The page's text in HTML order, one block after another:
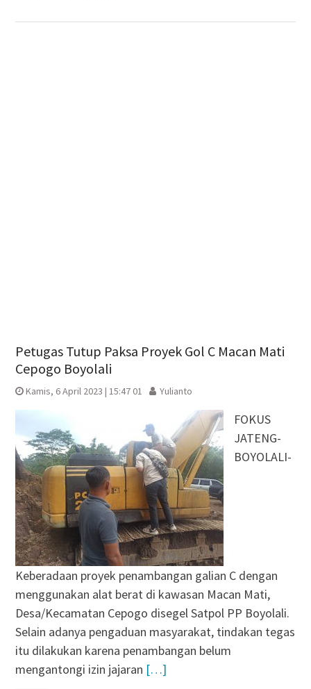
Petugas Tutup Paksa Proyek Gol C Macan Mati
Cepogo Boyolali
Kamis, 6 April 2023 | 15:47 01 Yulianto
FOKUS
JATENG-
BOYOLALI-
Keberadaan proyek penambangan galian C dengan
menggunakan alat berat di kawasan Macan Mati,
Desa/Kecamatan Cepogo disegel Satpol PP Boyolali.
Selain adanya pengaduan masyarakat, tindakan tegas
itu dilakukan karena penambangan belum
mengantongi izin jajaran […]